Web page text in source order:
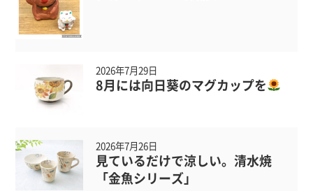
2026年7月29日
8月には向日葵のマグカップを
2026年7月26日
見ているだけで涼しい。清水焼
「金魚シリーズ」